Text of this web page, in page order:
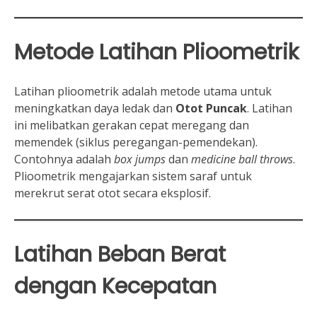
Metode Latihan Plioometrik
Latihan plioometrik adalah metode utama untuk
meningkatkan daya ledak dan Otot Puncak. Latihan
ini melibatkan gerakan cepat meregang dan
memendek (siklus peregangan-pemendekan).
Contohnya adalah box jumpsdan medicine ball throws.
Plioometrik mengajarkan sistem saraf untuk
merekrut serat otot secara eksplosif.
Latihan Beban Berat
dengan Kecepatan